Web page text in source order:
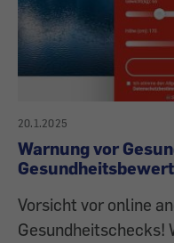
20.1.2025
Warnung vor
Vorsicht vor online
Gesundheitschecks!